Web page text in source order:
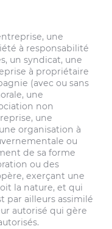
une
à responsabilité
un syndicat, une
à propriétaire
(avec ou sans
une
non
une
organisation à
ou
de sa forme
ou des
exerçant une
la nature, et qui
par ailleurs assimilé
autorisé qui gère